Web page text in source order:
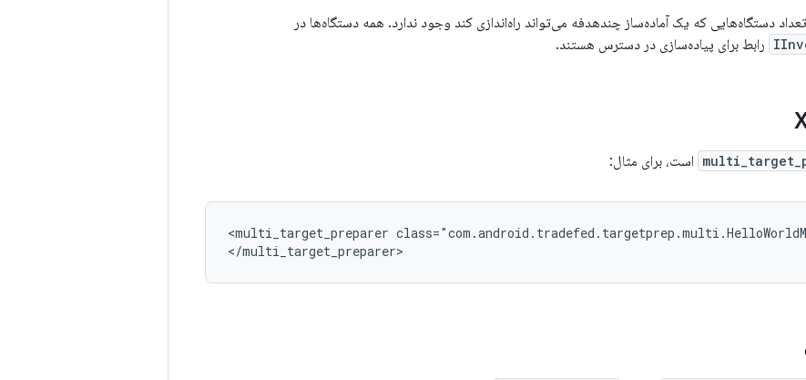
دستگاه‌هایی که یک آماده‌ساز چندهدفه می‌تواند راه‌اندازی کند وجود ندارد. همه دستگاه‌ها در
رابط برای پیاده‌سازی در دسترس هستند.
است، برای مثال:
<multi_target_preparer